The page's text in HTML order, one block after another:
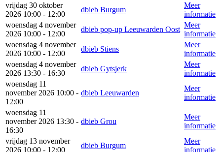
vrijdag 30 oktober
2026 10:00 - 12:00
dbieb Burgum
Meer
informatie
woensdag 4 november
2026 10:00 - 12:00
dbieb pop-up Leeuwarden Oost
Meer
informatie
woensdag 4 november
2026 10:00 - 12:00
dbieb Stiens
Meer
informatie
woensdag 4 november
2026 13:30 - 16:30
dbieb Gytsjerk
Meer
informatie
woensdag 11
november 2026 10:00 -
12:00
dbieb Leeuwarden
Meer
informatie
woensdag 11
november 2026 13:30 -
16:30
dbieb Grou
Meer
informatie
vrijdag 13 november
2026 10:00 - 12:00
dbieb Burgum
Meer
informatie